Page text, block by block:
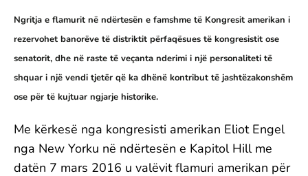
Ngritja e flamurit në ndërtesën e famshme të Kongresit amerikan i
rezervohet banorëve të distriktit përfaqësues të kongresistit ose
senatorit, dhe në raste të veçanta nderimi i një personaliteti të
shquar i një vendi tjetër që ka dhënë kontribut të jashtëzakonshëm
ose për të kujtuar ngjarje historike.
Me kërkesë nga kongresisti amerikan Eliot Engel
nga New Yorku në ndërtesën e Kapitol Hill me
datën 7 mars 2016 u valëvit flamuri amerikan për